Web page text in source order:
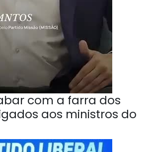
com a farra dos
aos ministros do